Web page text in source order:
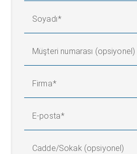
Soyadı
Müşteri numarası (opsiyonel)
Firma
E-posta
Cadde/Sokak (opsiyonel)